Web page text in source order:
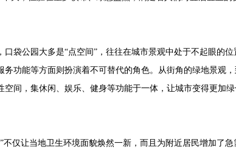
公园大多是“点空间”，往往在城市景观中处于不起眼的位
务功能等方面则扮演着不可替代的角色。从街角的绿地景观
空间，集休闲、娱乐、健身等功能于一体，让城市变得更加
让当地卫生环境面貌焕然一新，而且为附近居民增加了急